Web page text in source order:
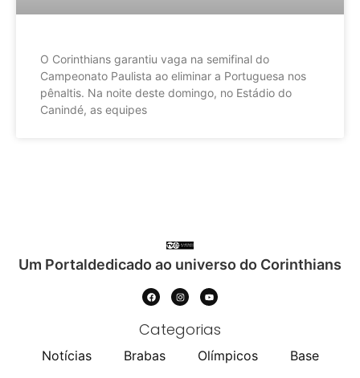
O Corinthians garantiu vaga na semifinal do
Campeonato Paulista ao eliminar a Portuguesa nos
pênaltis. Na noite deste domingo, no Estádio do
Canindé, as equipes
Um Portaldedicado ao universo do Corinthians
Categorias
Notícias Brabas Olímpicos Base